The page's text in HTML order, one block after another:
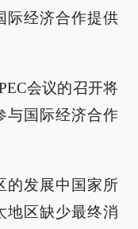
际经济合作提供
会议的召开将
与国际经济合作
的发展中国家所
地区缺少最终消